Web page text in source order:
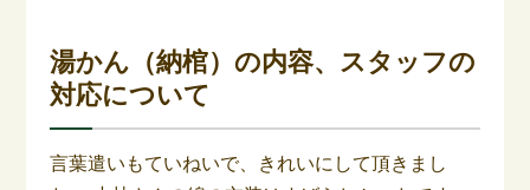
湯かん（納棺）の内容、スタッフの
対応について
言葉遣いもていねいで、きれいにして頂きまし